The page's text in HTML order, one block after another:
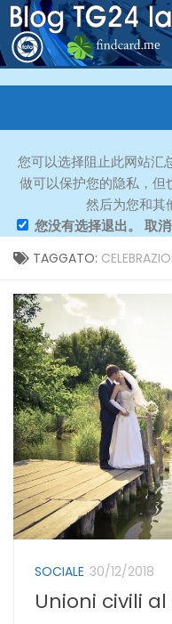
您可以选择阻止此网站汇
做可以保护您的隐私，但
然后为您和其
您没有选择退出。 取
TAGGATO:
SOCIALE 30/12/2018
Unioni civili